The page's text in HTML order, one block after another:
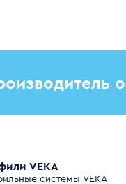
VEKA
системы VEKA